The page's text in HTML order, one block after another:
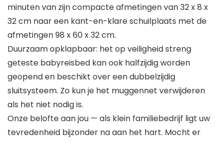
minuten van zijn compacte afmetingen van 32 x 8 x
32 cm naar een kant-en-klare schuilplaats met de
afmetingen 98 x 60 x 32 cm.
Duurzaam opklapbaar: het op veiligheid streng
geteste babyreisbed kan ook halfzijdig worden
geopend en beschikt over een dubbelzijdig
sluitsysteem. Zo kun je het muggennet verwijderen
als het niet nodig is.
Onze belofte aan jou — als klein familiebedrijf ligt uw
tevredenheid bijzonder na aan het hart. Mocht er